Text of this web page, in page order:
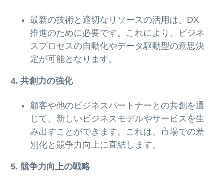
最新の技術と適切なリソースの活用は、DX
推進のために必要です。これにより、ビジネ
スプロセスの自動化やデータ駆動型の意思決
定が可能となります。
4. 共創力の強化
顧客や他のビジネスパートナーとの共創を通
じて、新しいビジネスモデルやサービスを生
み出すことができます。これは、市場での差
別化と競争力向上に直結します。
5. 競争力向上の戦略